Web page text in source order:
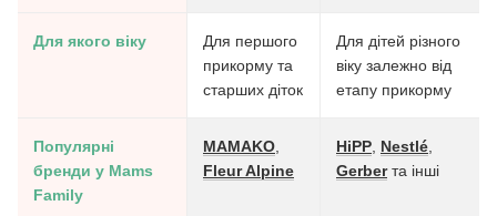
Для якого віку
Для першого
прикорму та
старших діток
Для дітей різного
віку залежно від
етапу прикорму
Популярні
бренди у Mams
Family
MAMAKO
Fleur Alpine
HiPP Nestlé
Gerberта інші